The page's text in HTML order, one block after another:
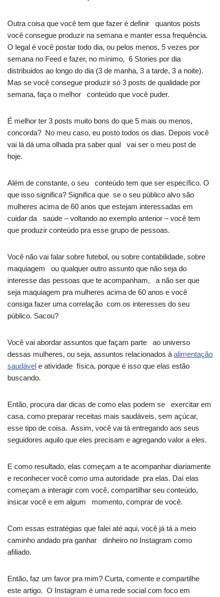
Outra coisa que você tem que fazer é definir quantos posts
você consegue produzir na semana e manter essa frequência.
O legal é você postar todo dia, ou pelos menos, 5 vezes por
semana no Feed e fazer, no mínimo, 6 Stories por dia
distribuidos ao longo do dia (3 de manha, 3 a tarde, 3 a noite).
Mas se você consegue produzir só 3 posts de qualidade por
semana, faça o melhor conteúdo que você puder.
É melhor ter 3 posts muito bons do que 5 mais ou menos,
concorda? No meu caso, eu posto todos os dias. Depois você
vai lá dá uma olhada pra saber qual vai ser o meu post de
hoje.
Além de constante, o seu conteúdo tem que ser específico. O
que isso significa? Significa que se o seu público alvo são
mulheres acima de 60 anos que estejam interessadas em
cuidar da saúde – voltando ao exemplo anterior – você tem
que produzir conteúdo pra esse grupo de pessoas.
Você não vai falar sobre futebol, ou sobre contabilidade, sobre
maquiagem ou qualquer outro assunto que não seja do
interesse das pessoas que te acompanham, a não ser que
seja maquiagem pra mulheres acima de 60 anos e você
consiga fazer uma correlação com os interesses do seu
público. Sacou?
Você vai abordar assuntos que façam parte ao universo
dessas mulheres, ou seja, assuntos relacionados à alimentação
saudável e atividade física, porque é isso que elas estão
buscando.
Então, procura dar dicas de como elas podem se exercitar em
casa, como preparar receitas mais saudáveis, sem açúcar,
esse tipo de coisa. Assim, você vai tá entregando aos seus
seguidores aquilo que eles precisam e agregando valor a eles.
E como resultado, elas começam a te acompanhar diariamente
e reconhecer você como uma autoridade pra elas. Daí elas
começam a interagir com você, compartilhar seu conteúdo,
insicar você e em algum momento, comprar de você.
Com essas estratégias que falei até aqui, você já tá a meio
caminho andado pra ganhar dinheiro no Instagram como
afiliado.
Então, faz um favor pra mim? Curta, comente e compartilhe
este artigo. O Instagram é uma rede social com foco em